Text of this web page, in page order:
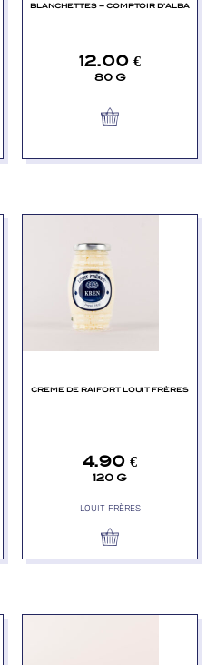
BLANCHETTES – COMPTOIR D’ALBA
12.00 €
80 G
CREME DE RAIFORT LOUIT FRÈRES
4.90 €
120 G
LOUIT FRÈRES